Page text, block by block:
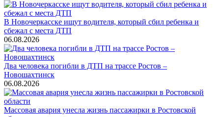
В Новочеркасске ищут водителя, который сбил ребенка и
сбежал с места ДТП
06.08.2026
Два человека погибли в ДТП на трассе Ростов –
Новошахтинск
06.08.2026
Массовая авария унесла жизнь пассажирки в Ростовской